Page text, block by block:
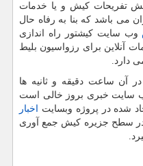
تفریحات کیش و یا خدمات
می باشد که بنا به رفاه حال
وب سایت کیشتور راه اندازی
برای رزواسیون بلیط
دارد.
آن ساعت دقیقه و ثانیه ها
سایت خبری بروز خالی است
شده در پروژه وبسایت
اخبار
در سطح جزیره کیش جمع آوری